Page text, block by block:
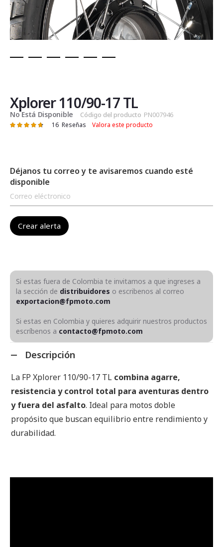
de
la
galería
de
Xplorer 110/90-17 TL
No Está Disponible Código del producto PN007946
Valoración: 16 Reseñas Valora este producto
Déjanos tu correo y te avisaremos cuando esté
disponible
Si estas fuera de Colombia te invitamos a que ingreses a
la sección de distribuidores o escribenos al correo
exportacion@fpmoto.com
Si estas en Colombia y quieres adquirir nuestros productos
escríbenos a contacto@fpmoto.com
Descripción
La FP Xplorer 110/90-17 TL combina agarre,
resistencia y control total para aventuras dentro
y fuera del asfalto. Ideal para motos doble
propósito que buscan equilibrio entre rendimiento y
durabilidad.